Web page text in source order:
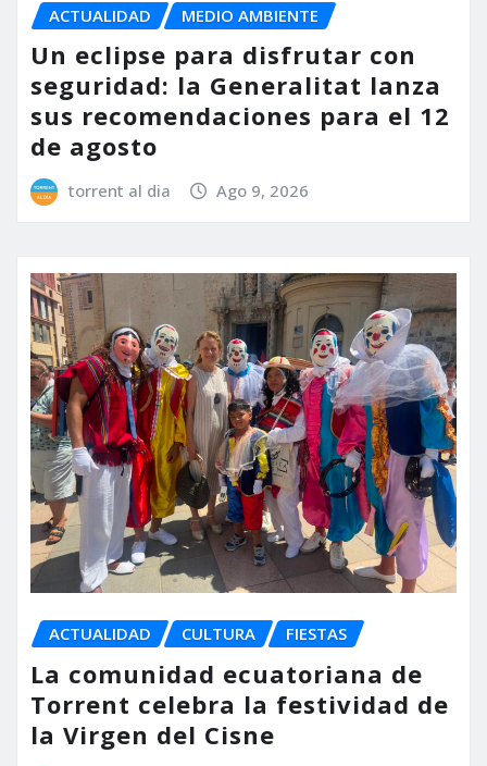
ACTUALIDAD MEDIO AMBIENTE
Un eclipse para disfrutar con
seguridad: la Generalitat lanza
sus recomendaciones para el 12
de agosto
torrent al dia Ago 9, 2026
ACTUALIDAD CULTURA FIESTAS
La comunidad ecuatoriana de
Torrent celebra la festividad de
la Virgen del Cisne